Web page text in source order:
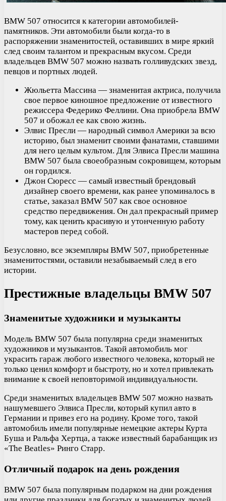
BMW 507 относится к категории автомобилей-
памятников. Эти автомобили были когда-то в
распоряжении знаменитостей, оставивших в мире яркий
след своим талантом и прекрасным вкусом. Среди
владельцев BMW 507 можно назвать голливудских звезд,
певцов и портных людей.
Жюльетта Массина — знаменитая актриса, получила
свое первое киношное предложение от известного
режиссера Федерико Феллини. Она приобрела BMW
507 и обожал ее как свою жизнь.
Элвис Пресли — народный символ Америки за всю
историю, был знаменит своими фанатами, ставшими
для него целым культом. Для Элвиса Пресли машина
BMW 507 была своеобразным сокровищем, которым
он гордился.
Джон Сюресс — самый известный брендовый
дизайнер своего времени, как ранее упоминалось в
статье, заказал BMW 507 как свое основное
средство передвижения. Он дал прекрасный пример
тому, как ценить красивую и утонченную работу
мастеров перед собой.
Безусловно, все экземпляры BMW 507, приобретенные
знаменитостями, оставили незабываемый след в его
истории.
Престижные владельцы BMW 507
Знаменитые художники и музыканты
Модель BMW 507 была популярна среди знаменитых
художников и музыкантов. Такой автомобиль мог
украсить гараж любого известного человека, который не
только ценил комфорт и быстроту, но и хотел привлекать
внимание к своей неповторимой индивидуальности.
Среди знаменитых владельцев BMW 507 можно назвать
нашумевшего Элвиса Пресли, который купил авто в
Германии и привез его на родину. Кроме того, такой
автомобиль имели популярные немецкие актеры Курта
Буша и Ральфа Хертца, а также известный барабанщик из
«The Beatles» Ринго Старр.
Отличный подарок на день рождения
BMW 507 была популярным подарком на дни рождения